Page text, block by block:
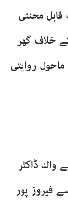
محنتی
خلاف گھر
ماحول روایتی
ڈاکٹر
فیروز پور